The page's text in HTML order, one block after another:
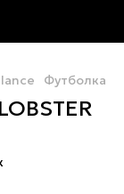
Футболка